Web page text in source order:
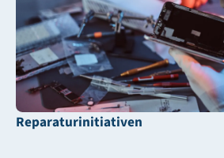
Reparaturinitiativen